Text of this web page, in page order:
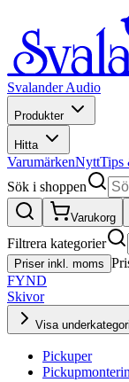
Svalander Audio
Produkter
Hitta
VarumärkenNyttTips
Sök i shoppen
Varukorg
Filtrera kategorier
Priser inkl. moms
FYND
Skivor
Visa
Pickuper